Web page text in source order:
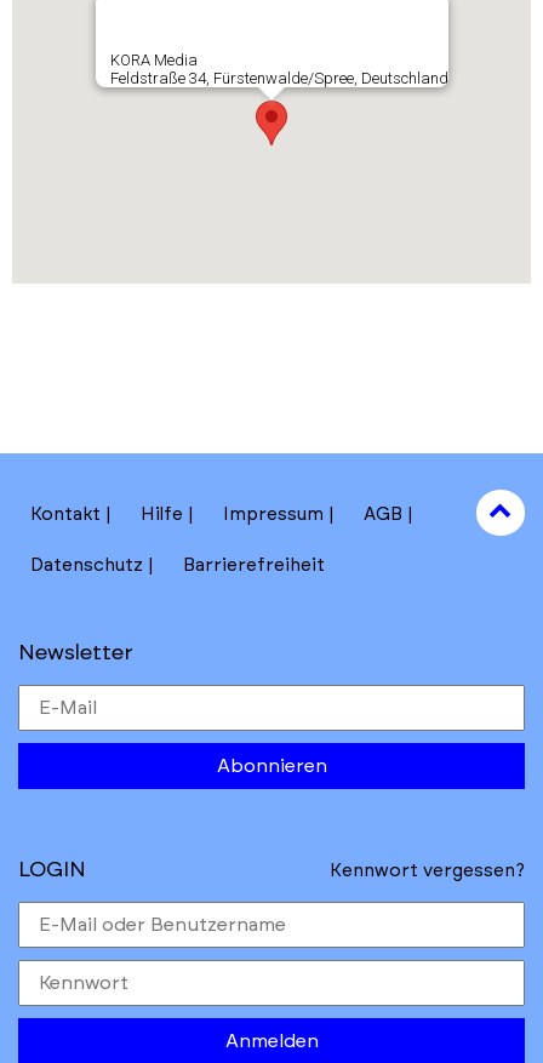
KORA Media
Feldstraße 34, Fürstenwalde/Spree, Deutschland
Kontakt Hilfe Impressum AGB
Datenschutz Barrierefreiheit
Newsletter
Abonnieren
to
top
LOGIN Kennwort vergessen?
Anmelden